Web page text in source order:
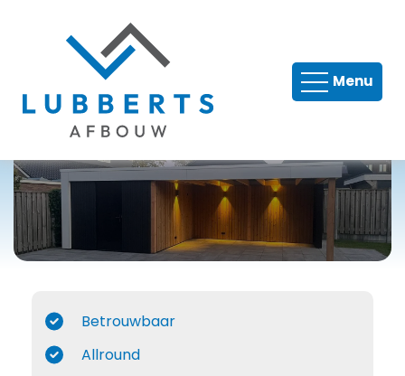
Menu
Betrouwbaar
Allround
Timmer en metselwerk
Tegelwerk
Verbouw
Nieuwbouw
Dakkapellen